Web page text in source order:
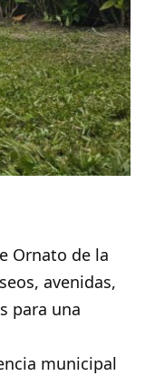
Ornato de la
avenidas,
para una
municipal